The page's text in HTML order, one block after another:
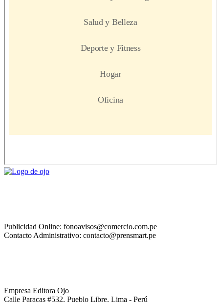
Publicidad Online: fonoavisos@comercio.com.pe
Contacto Administrativo: contacto@prensmart.pe
Empresa Editora Ojo
Calle Paracas #532, Pueblo Libre, Lima - Perú